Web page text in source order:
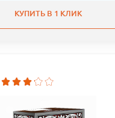
КУПИТЬ В 1 КЛИК